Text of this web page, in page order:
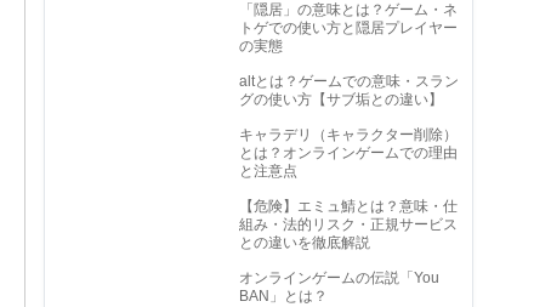
「隠居」の意味とは？ゲーム・ネ
トゲでの使い方と隠居プレイヤー
の実態
altとは？ゲームでの意味・スラン
グの使い方【サブ垢との違い】
キャラデリ（キャラクター削除）
とは？オンラインゲームでの理由
と注意点
【危険】エミュ鯖とは？意味・仕
組み・法的リスク・正規サービス
との違いを徹底解説
オンラインゲームの伝説「You
BAN」とは？